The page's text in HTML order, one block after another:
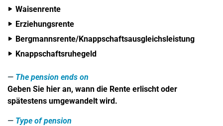
Waisenrente
Erziehungsrente
Bergmannsrente/Knappschaftsausgleichsleistung
Knappschaftsruhegeld
The pension ends on
Geben Sie hier an, wann die Rente erlischtoder
spätestens umgewandeltwird.
Type of pension